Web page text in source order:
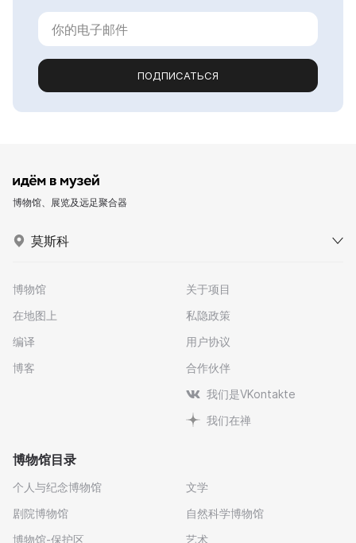
ПОДПИСАТЬСЯ
博物馆、展览及远足聚合器
莫斯科
博物馆
在地图上
编译
博客
关于项目
私隐政策
用户协议
合作伙伴
我们是VKontakte
我们在禅
博物馆目录
个人与纪念博物馆
剧院博物馆
博物馆-保护区
文学
自然科学博物馆
艺术